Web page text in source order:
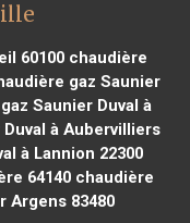
60100 chaudière
gaz Saunier
Saunier Duval à
à Aubervilliers
à Lannion 22300
64140 chaudière
Argens 83480